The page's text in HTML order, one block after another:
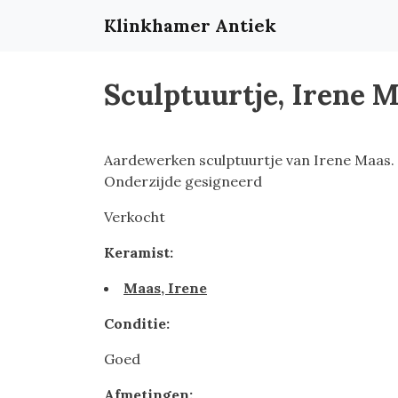
Klinkhamer Antiek
Sculptuurtje, Irene
Aardewerken sculptuurtje van Irene Maas.
Onderzijde gesigneerd
Verkocht
Keramist:
Maas, Irene
Conditie:
Goed
Afmetingen: